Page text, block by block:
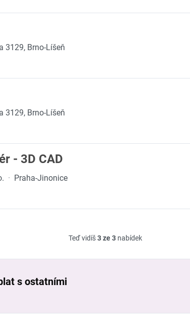
3129, Brno-Líšeň
3129, Brno-Líšeň
- 3D CAD
· Praha-Jinonice
Teď vidíš3 ze 3 nabídek
s ostatními